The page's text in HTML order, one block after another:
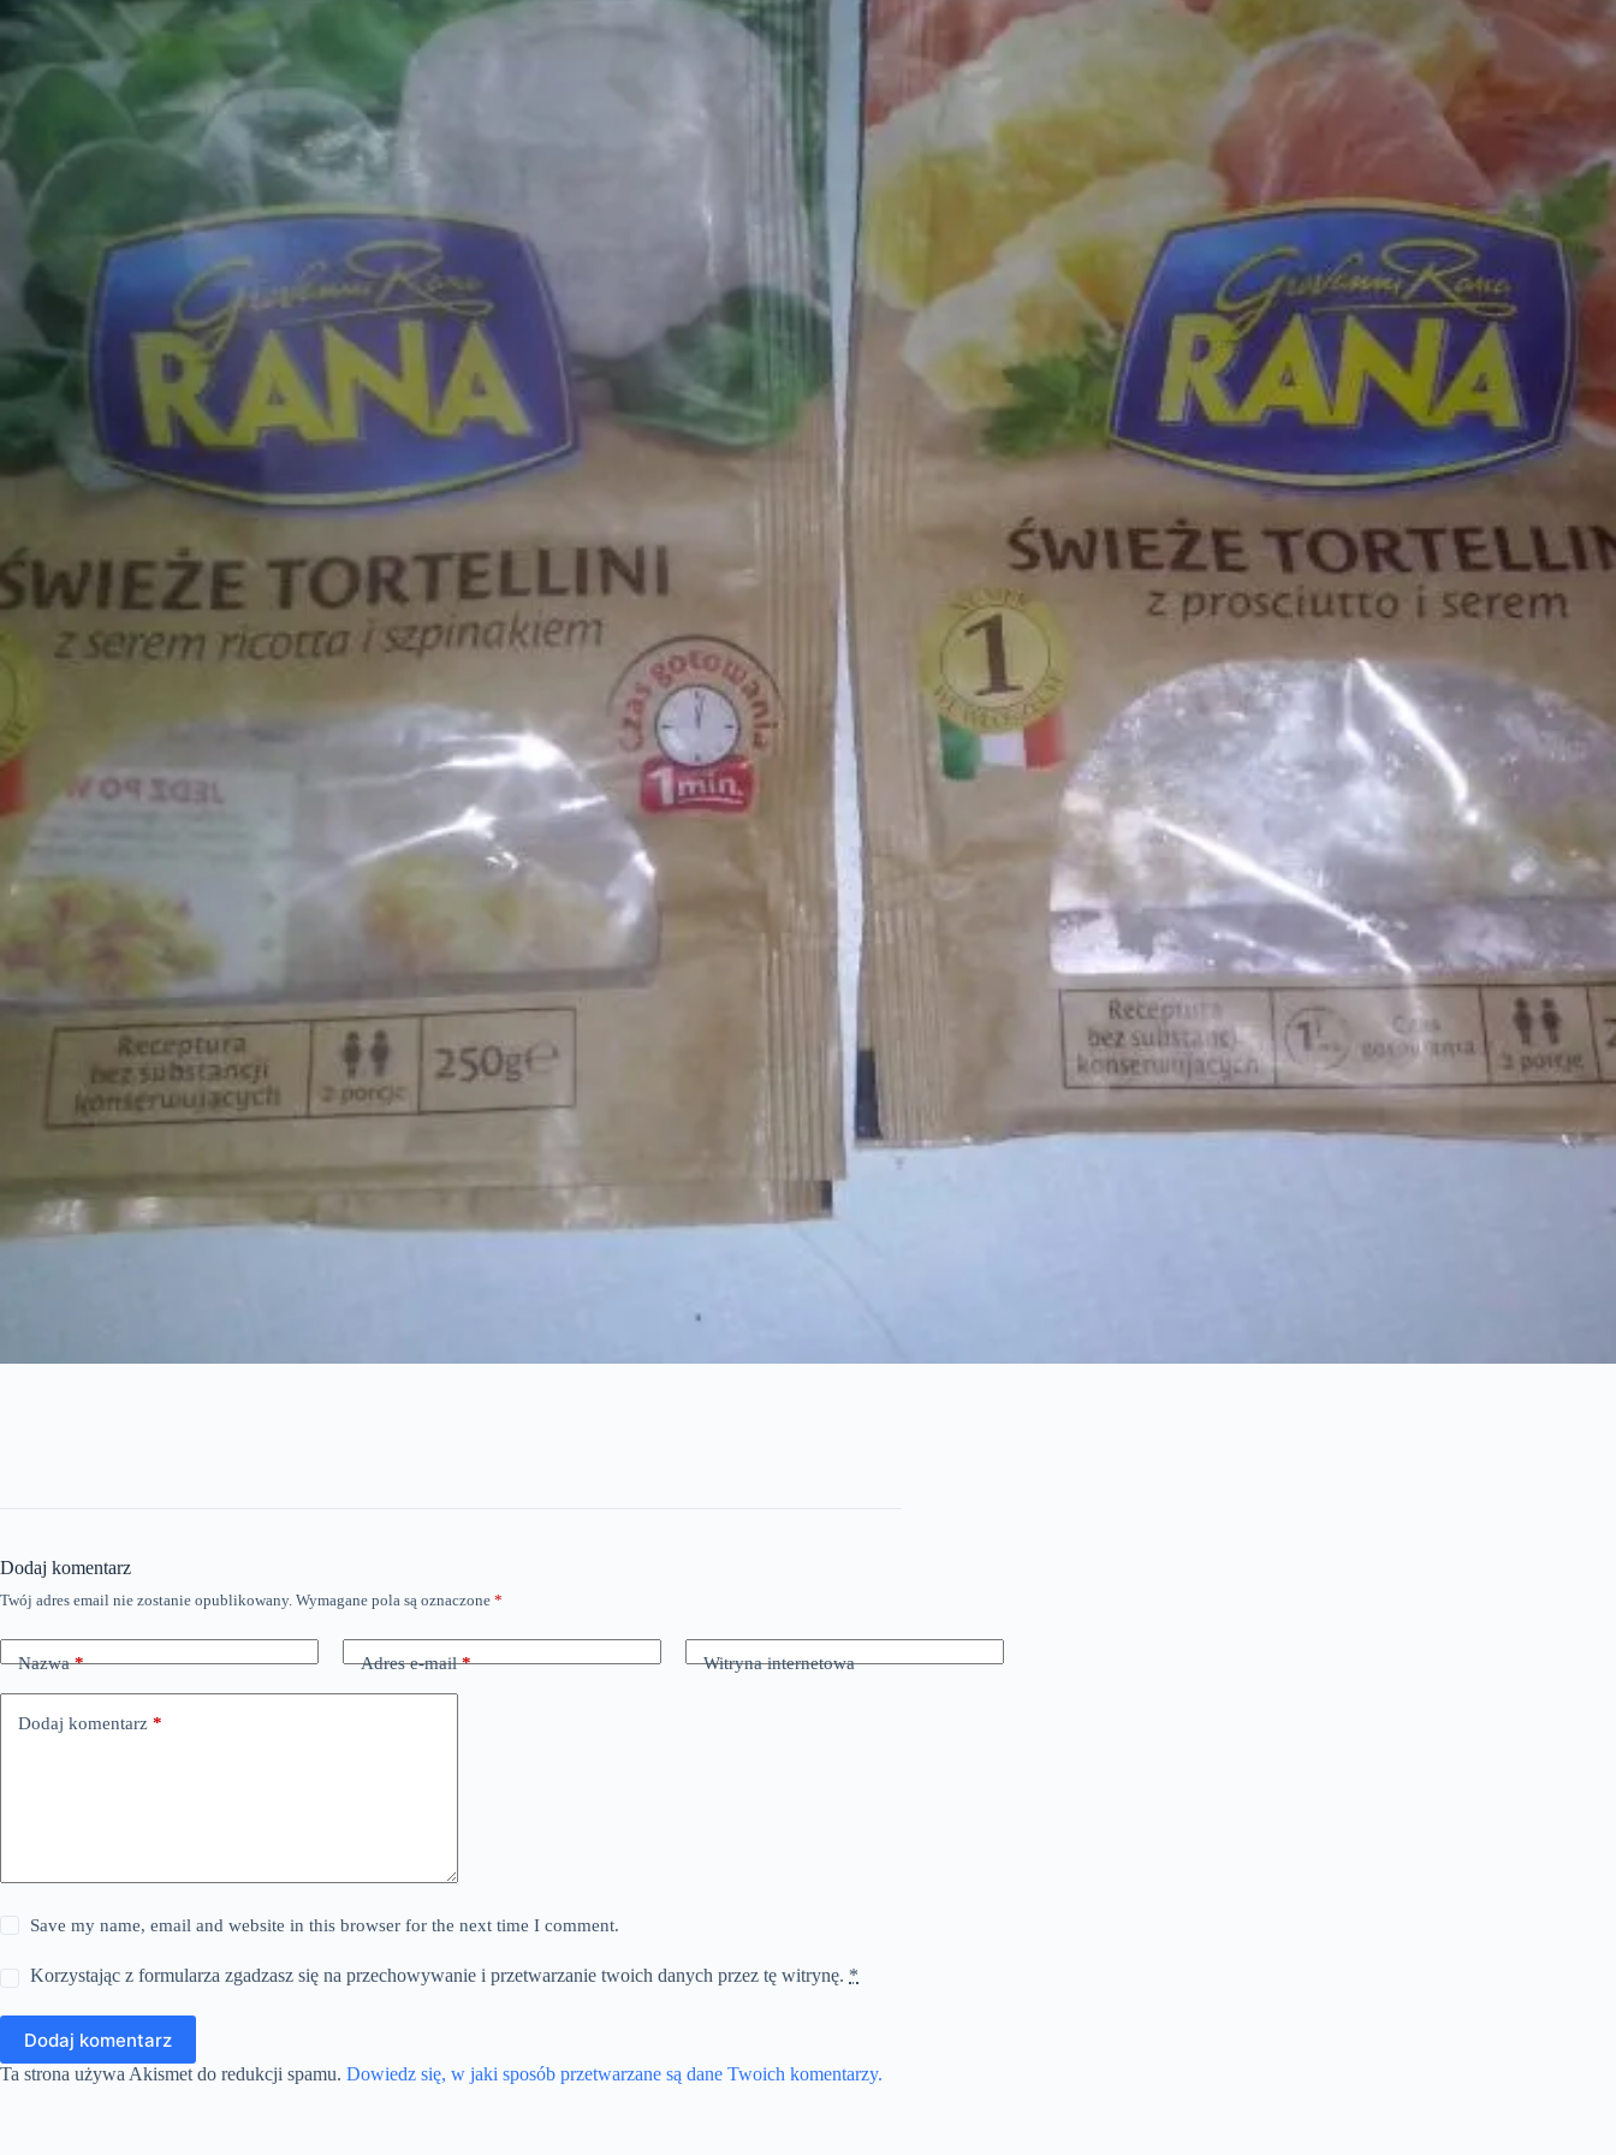
Dodaj komentarz
Twój adres email nie zostanie opublikowany. Wymagane pola są oznaczone *
Nazwa* Adres e-mail* Witryna internetowa
Dodaj komentarz *
Save my name, email and website in this browser for the next time I comment.
Korzystając z formularza zgadzasz się na przechowywanie i przetwarzanie twoich danych przez tę witrynę. *
Dodaj komentarz
Ta strona używa Akismet do redukcji spamu. Dowiedz się, w jaki sposób przetwarzane są dane Twoich komentarzy.